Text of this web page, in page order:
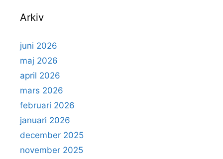
Arkiv
juni 2026
maj 2026
april 2026
mars 2026
februari 2026
januari 2026
december 2025
november 2025